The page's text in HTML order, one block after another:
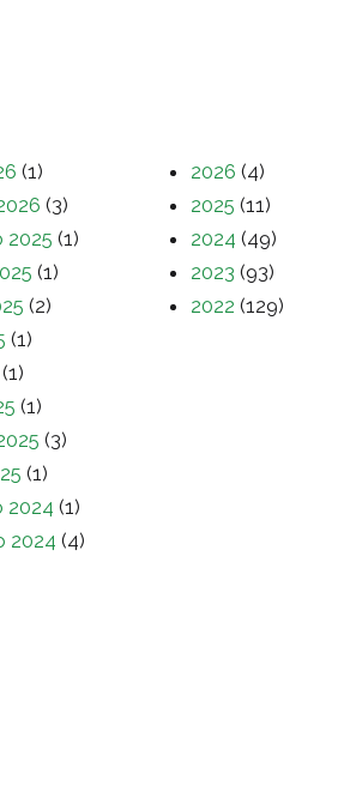
(1)
(3)
2025 (1)
(1)
(2)
(1)
(1)
(1)
(3)
(1)
2024 (1)
2024 (4)
2026 (4)
2025 (11)
2024 (49)
2023 (93)
2022 (129)